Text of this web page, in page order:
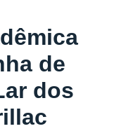
de
dos